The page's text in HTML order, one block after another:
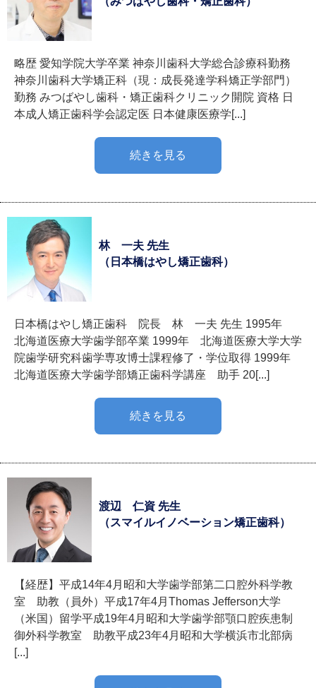
略歴 愛知学院大学卒業 神奈川歯科大学総合診療科勤務
神奈川歯科大学矯正科（現：成長発達学科矯正学部門）
勤務 みつばやし歯科・矯正歯科クリニック開院 資格 日
本成人矯正歯科学会認定医 日本健康医療学[...]
続きを見る
林 一夫 先生
（日本橋はやし矯正歯科）
日本橋はやし矯正歯科 院長 林 一夫 先生 1995年
北海道医療大学歯学部卒業 1999年 北海道医療大学大学
院歯学研究科歯学専攻博士課程修了・学位取得 1999年
北海道医療大学歯学部矯正歯科学講座 助手 20[...]
続きを見る
渡辺 仁資 先生
（スマイルイノベーション矯正歯科）
【経歴】平成14年4月昭和大学歯学部第二口腔外科学教
室 助教（員外）平成17年4月Thomas Jefferson大学
（米国）留学平成19年4月昭和大学歯学部顎口腔疾患制
御外科学教室 助教平成23年4月昭和大学横浜市北部病
[...]